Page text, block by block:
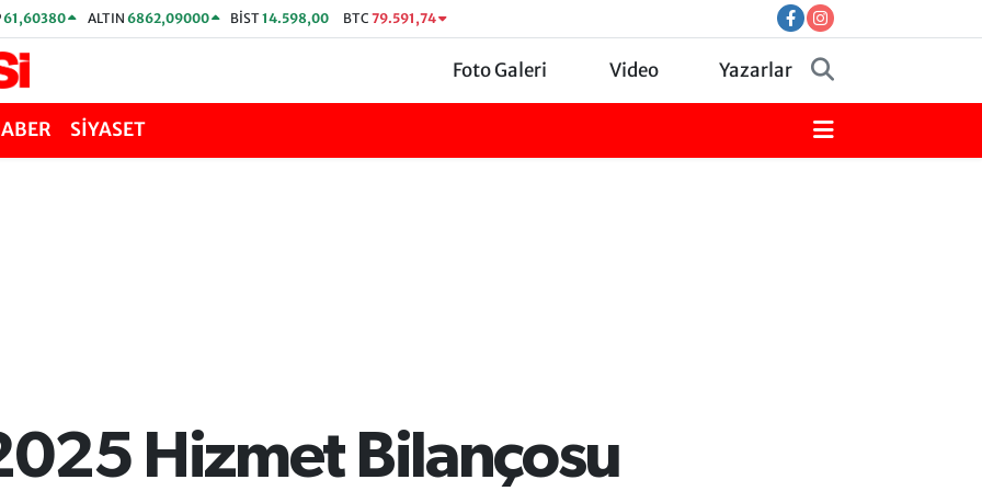
61,60380 ALTIN 6862,09000 BİST14.598,00 BTC 79.591,74
Foto Galeri Video Yazarlar
SİYASET
Hizmet Bilançosu